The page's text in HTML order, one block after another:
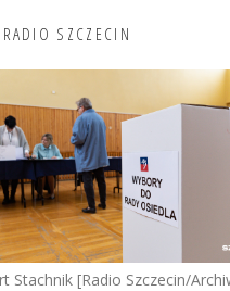
RADIO SZCZECIN
Stachnik [Radio Szczecin/